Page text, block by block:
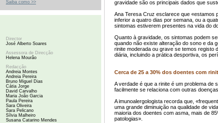
Saiba como >>
Director
José Alberto Soares
Assessora de Direcção
Helena Mourão
Redacção
Andreia Montes
Andreia Pereira
Bruno Miguel Dias
Cátia Jorge
David Carvalho
Maria João Garcia
Paula Pereira
Sara Oliveira
Sara Pelicano
Sílvia Malheiro
Susana Catarino Mendes
gravidade são os principais dados que
Ana Teresa Cruz esclarece que «estamos
inferior a quatro dias por semana, ou a
sintomas estiverem presentes na vida do
Quanto à gravidade, os sintomas podem
quando não existe alteração do sono e da
rinite moderada ou grave se temos registo
diária, incluindo a prática desportiva, os
Cerca de 25 a 30% dos doentes com
A verdade é que a rinite é um problema de
facilmente se relaciona com outras
A imunoalergologista recorda que,
uma grande diminuição na qualidade de
maioria dos doentes com asma, mais de
patologias».